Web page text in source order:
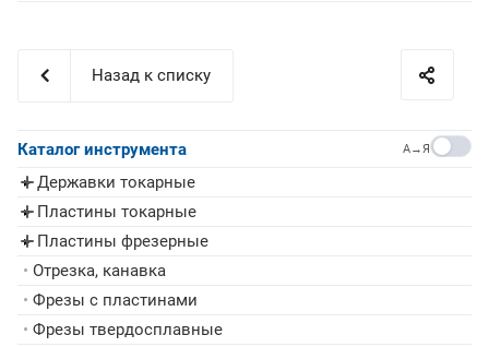
Назад к списку
Каталог инструмента A→Я
▸ Державки токарные
▸ Пластины токарные
▸ Пластины фрезерные
• Отрезка, канавка
• Фрезы с пластинами
• Фрезы твердосплавные